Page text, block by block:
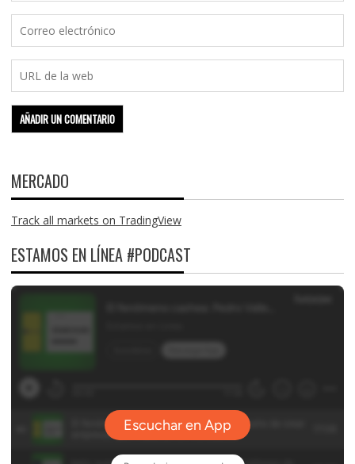
MERCADO
Track all markets on TradingView
ESTAMOS EN LÍNEA #PODCAST